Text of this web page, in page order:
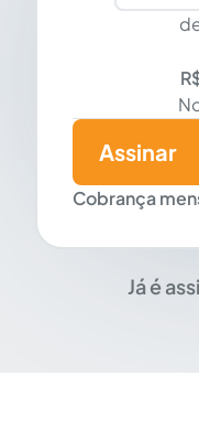
Cobrança
Assinar
Já é